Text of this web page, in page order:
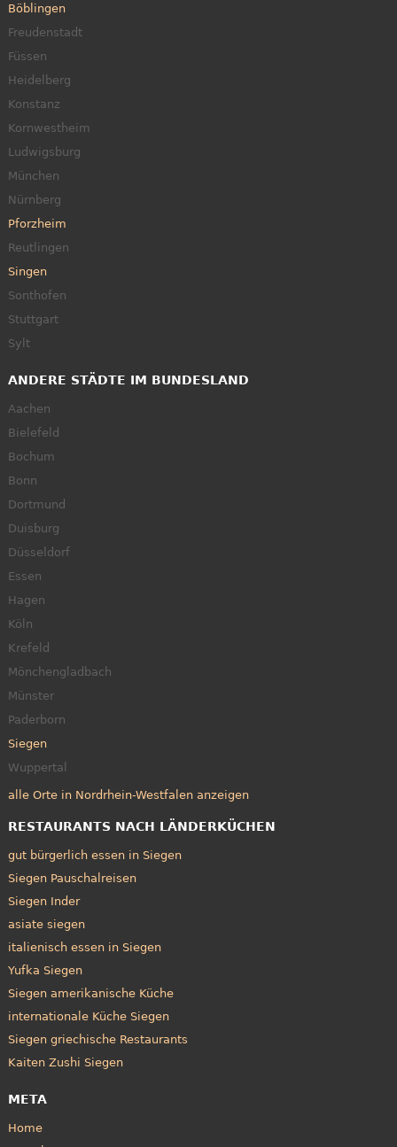
Böblingen
Freudenstadt
Füssen
Heidelberg
Konstanz
Kornwestheim
Ludwigsburg
München
Nürnberg
Pforzheim
Reutlingen
Singen
Sonthofen
Stuttgart
Sylt
ANDERE STÄDTE IM BUNDESLAND
Aachen
Bielefeld
Bochum
Bonn
Dortmund
Duisburg
Düsseldorf
Essen
Hagen
Köln
Krefeld
Mönchengladbach
Münster
Paderborn
Siegen
Wuppertal
alle Orte in Nordrhein-Westfalen anzeigen
RESTAURANTS NACH LÄNDERKÜCHEN
gut bürgerlich essen in Siegen
Siegen Pauschalreisen
Siegen Inder
asiate siegen
italienisch essen in Siegen
Yufka Siegen
Siegen amerikanische Küche
internationale Küche Siegen
Siegen griechische Restaurants
Kaiten Zushi Siegen
META
Home